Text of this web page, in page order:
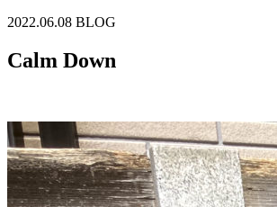
2022.06.08 BLOG
Calm Down